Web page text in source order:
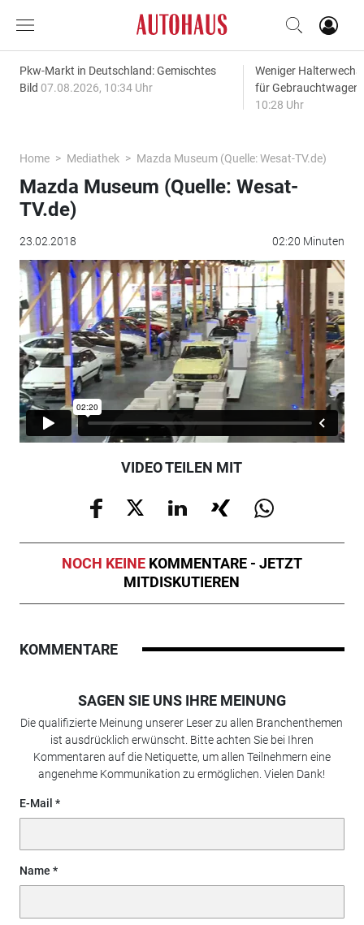
Pkw-Markt in Deutschland: Gemischtes
Bild 07.08.2026, 10:34 Uhr
Weniger
für
10:28 Uhr
Home Mediathek Mazda Museum (Quelle: Wesat-TV.de)
23.02.2018 02:20 Minuten
Mazda Museum (Quelle: Wesat-
TV.de)
VIDEO TEILEN MIT
NOCH KEINE KOMMENTARE - JETZT
MITDISKUTIEREN
KOMMENTARE
SAGEN SIE UNS IHRE MEINUNG
Die qualifizierte Meinung unserer Leser zu allen Branchenthemen
ist ausdrücklich erwünscht. Bitte achten Sie bei Ihren
Kommentaren auf die Netiquette, um allen Teilnehmern eine
angenehme Kommunikation zu ermöglichen. Vielen Dank!
E-Mail
Name